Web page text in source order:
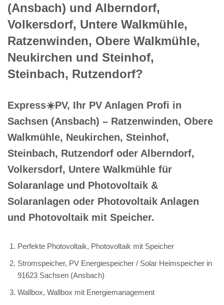
(Ansbach) und Alberndorf,
Volkersdorf, Untere Walkmühle,
Ratzenwinden, Obere Walkmühle,
Neukirchen und Steinhof,
Steinbach, Rutzendorf?
Express☀️PV️, Ihr PV Anlagen Profi in
Sachsen (Ansbach) – Ratzenwinden, Obere
Walkmühle, Neukirchen, Steinhof,
Steinbach, Rutzendorf oder Alberndorf,
Volkersdorf, Untere Walkmühle für
Solaranlage und Photovoltaik &
Solaranlagen oder Photovoltaik Anlagen
und Photovoltaik mit Speicher.
Perfekte Photovoltaik, Photovoltaik mit Speicher
Stromspeicher, PV Energiespeicher / Solar Heimspeicher in
91623 Sachsen (Ansbach)
Wallbox, Wallbox mit Energiemanagement